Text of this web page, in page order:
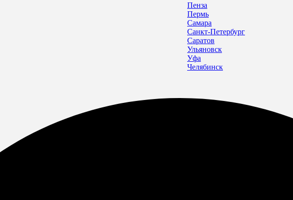
Пенза
Пермь
Самара
Санкт-Петербург
Саратов
Ульяновск
Уфа
Челябинск